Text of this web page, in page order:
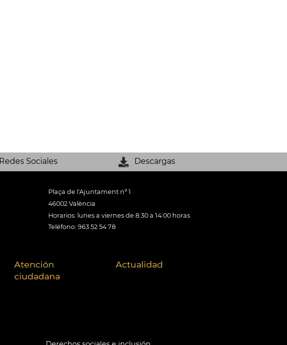
Redes Sociales Descargas
Plaça de l'Ajuntament nº 1
46002 València
Horarios: lunes a viernes de 8:30 a 14:00 horas
Teléfono: 963 52 54 78
Atención
ciudadana
Actualidad